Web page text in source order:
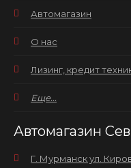
Автомагазин
О нас
Лизинг, кредит
Еще...
Автомагазин
Г. Мурманск ул.